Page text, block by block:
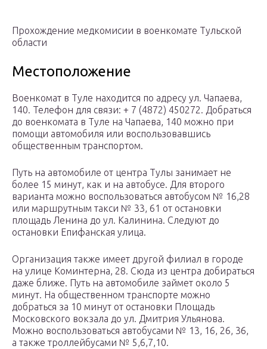
Прохождение медкомисии в военкомате Тульской
области
Местоположение
Военкомат в Туле находится по адресу ул. Чапаева,
140. Телефон для связи: + 7 (4872) 450272. Добраться
до военкомата в Туле на Чапаева, 140 можно при
помощи автомобиля или воспользовавшись
общественным транспортом.
Путь на автомобиле от центра Тулы занимает не
более 15 минут, как и на автобусе. Для второго
варианта можно воспользоваться автобусом № 16,28
или маршрутным такси № 33, 61 от остановки
площадь Ленина до ул. Калинина. Следуют до
остановки Епифанская улица.
Организация также имеет другой филиал в городе
на улице Коминтерна, 28. Сюда из центра добираться
даже ближе. Путь на автомобиле займет около 5
минут. На общественном транспорте можно
добраться за 10 минут от остановки Площадь
Московского вокзала до ул. Дмитрия Ульянова.
Можно воспользоваться автобусами № 13, 16, 26, 36,
а также троллейбусами № 5,6,7,10.